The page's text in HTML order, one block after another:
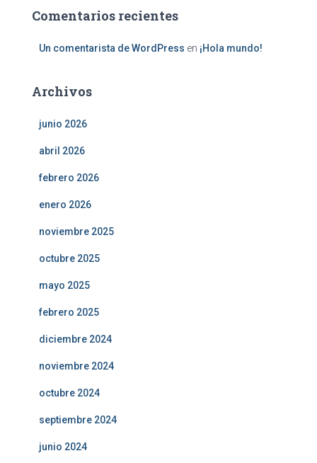
Comentarios recientes
Un comentarista de WordPress en ¡Hola mundo!
Archivos
junio 2026
abril 2026
febrero 2026
enero 2026
noviembre 2025
octubre 2025
mayo 2025
febrero 2025
diciembre 2024
noviembre 2024
octubre 2024
septiembre 2024
junio 2024